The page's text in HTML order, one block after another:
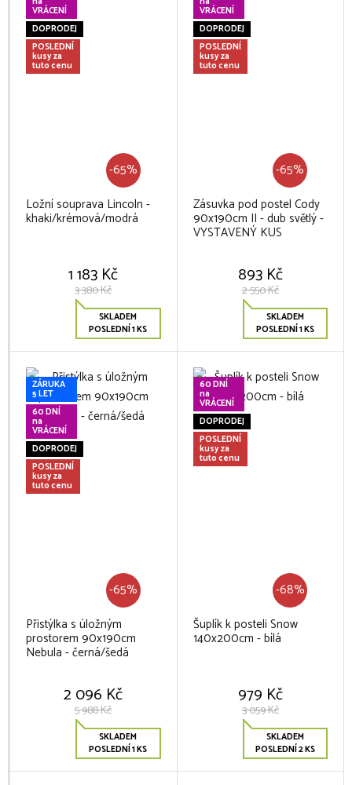
VRÁCENÍ
DOPRODEJ
POSLEDNÍ
kusy za
tuto cenu
-65%
Ložní souprava Lincoln -
khaki/krémová/modrá
1 183 Kč
3 380 Kč
SKLADEM
POSLEDNÍ 1 KS
VRÁCENÍ
DOPRODEJ
POSLEDNÍ
kusy za
tuto cenu
-65%
Zásuvka pod postel Cody
90x190cm II - dub světlý -
VYSTAVENÝ KUS
893 Kč
2 550 Kč
SKLADEM
POSLEDNÍ 1 KS
ZÁRUKA
5 LET
60 DNÍ
na
VRÁCENÍ
DOPRODEJ
POSLEDNÍ
kusy za
tuto cenu
-65%
Přistýlka s úložným
prostorem 90x190cm
Nebula - černá/šedá
2 096 Kč
5 988 Kč
SKLADEM
POSLEDNÍ 1 KS
60 DNÍ
na
VRÁCENÍ
DOPRODEJ
POSLEDNÍ
kusy za
tuto cenu
-68%
Šuplík k posteli Snow
140x200cm - bílá
979 Kč
3 059 Kč
SKLADEM
POSLEDNÍ 2 KS